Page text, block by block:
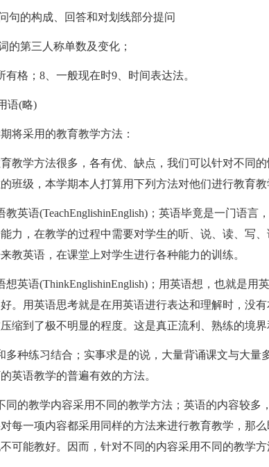
句的构成、回答和对划线部分提问
的第三人称单数及变化；
有格；8、一般现在时9、时间表达法。
语(略)
将采用的教育教学方法：
教学方法很多，各有优、缺点，我们可以针对不同
班级，本学期本人打算用下列方法对他们进行教育教
教英语(TeachEnglishinEnglish)；英语毕竟是一门语言
力，在教学的过程中需要对学生的听、说、读、写
教英语，在课堂上对学生进行各种能力的训练。
想英语(ThinkEnglishinEnglish)；用英语想，也就是用
。用英语思考就是在用英语进行表达和理解时，没
缩到了极不明显的程度。这是真正流利、熟练的境界
多种练习结合；实事求是的说，大量背诵课文与大量
英语教学的普遍有效的方法。
同的教学内容采用不同的教学方法；英语的内容较多
每一项内容都采用同样的方法来进行教育教学，那
可能教好。因而，针对不同的内容采用不同的教学方